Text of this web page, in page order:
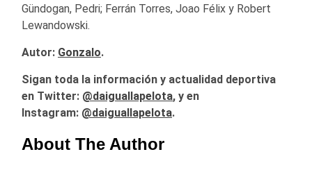
Gündogan, Pedri; Ferrán Torres, Joao Félix y Robert
Lewandowski.
Autor: Gonzalo.
Sigan toda la información y actualidad deportiva
en Twitter: @daiguallapelota, y en
Instagram: @daiguallapelota.
About The Author